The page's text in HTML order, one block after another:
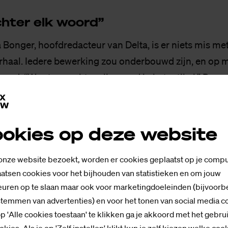
op deze website
website bezoekt, worden er cookies geplaatst op je
cookies voor het bijhouden van statistieken en om jouw
op te slaan maar ook voor marketingdoeleinden
van advertenties) en voor het tonen van social media
'Alle cookies toestaan' te klikken ga je akkoord met het
elk woord”
Bonger, hoofdredacteur van Delta, is er niets mis
Iedere bewerking zou onderbouwd zijn, en op
“We staan achter elk woord in het artikel.” De
handelen van het bestuur van de TU, zegt de
nu dat de TU in een proces zit, namelijk het
veiligheid. Daarom is de kwestie met Delta
gebeurtenissen dit proces niet helpen. Daarom